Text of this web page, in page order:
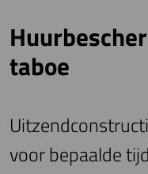
taboe
voor bepaalde